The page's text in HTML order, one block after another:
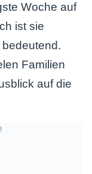
Woche auf
ist sie
Familien
auf die